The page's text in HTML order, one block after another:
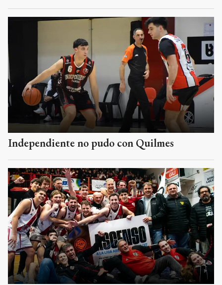
Independiente no pudo con Quilmes